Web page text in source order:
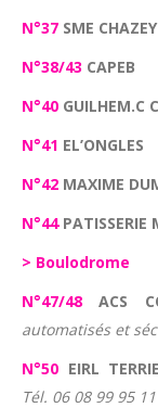
N°37 SME
N°38/43 CAPEB
N°40 GUILHEM.C
N°41 EL’ONGLES
N°42 MAXIME
N°44PATISSERIE
> Boulodrome
N°47/48 ACS
automatisés et
N°50 EIRL
Tél. 06 08 99 95 11